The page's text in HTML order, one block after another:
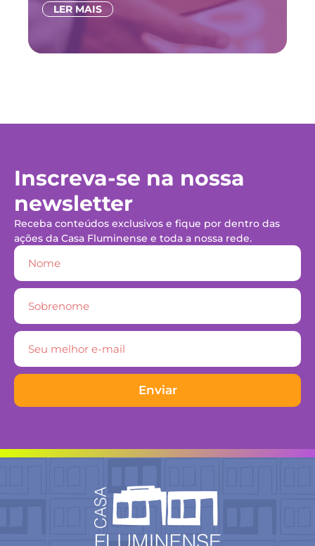
LER MAIS
Inscreva-se na nossa
newsletter
Receba conteúdos exclusivos e fique por dentro das
ações da Casa Fluminense e toda a nossa rede.
Enviar